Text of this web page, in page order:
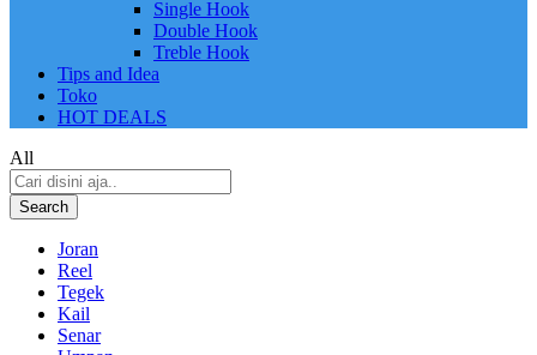
Single Hook
Double Hook
Treble Hook
Tips and Idea
Toko
HOT DEALS
All
Search
Joran
Reel
Tegek
Kail
Senar